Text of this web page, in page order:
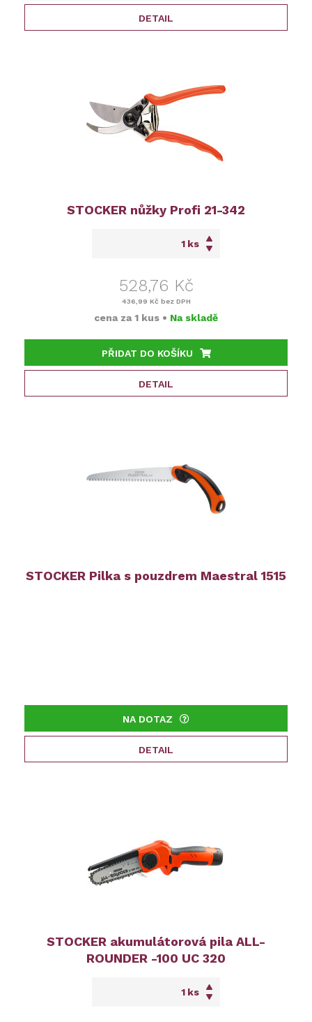
DETAIL
STOCKER nůžky Profi 21-342
ks
528,76 Kč
436,99 Kč bez DPH
cena za 1 kus • Na skladě
PŘIDAT DO KOŠÍKU
DETAIL
STOCKER Pilka s pouzdrem Maestral 1515
NA DOTAZ
DETAIL
STOCKER akumulátorová pila ALL-
ROUNDER -100 UC 320
ks